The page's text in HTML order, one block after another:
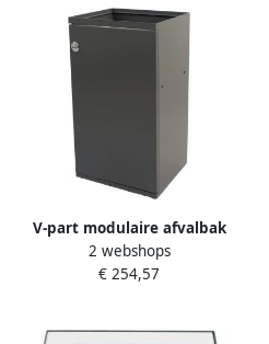
V-part modulaire afvalbak
met deur en zakhouder 85 l
grijs
2 webshops
€ 254,57